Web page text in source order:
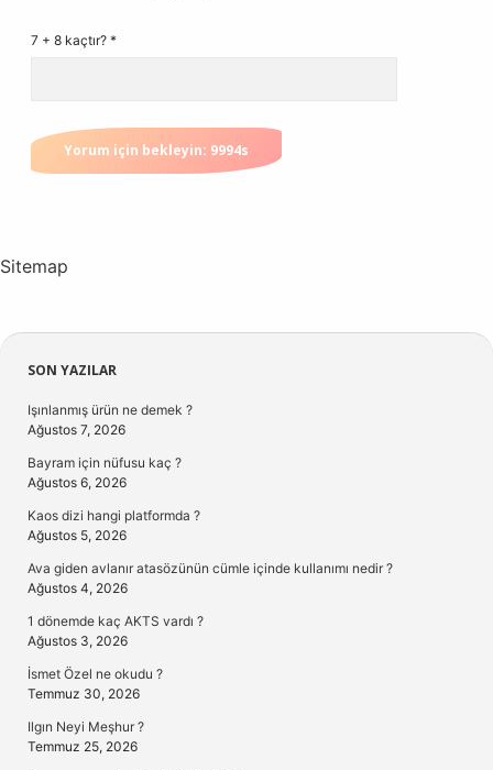
7 + 8 kaçtır? *
Sitemap
Sidebar
SON YAZILAR
Işınlanmış ürün ne demek ?
Ağustos 7, 2026
Bayram için nüfusu kaç ?
Ağustos 6, 2026
Kaos dizi hangi platformda ?
Ağustos 5, 2026
Ava giden avlanır atasözünün cümle içinde kullanımı nedir ?
Ağustos 4, 2026
1 dönemde kaç AKTS vardı ?
Ağustos 3, 2026
İsmet Özel ne okudu ?
Temmuz 30, 2026
Ilgın Neyi Meşhur ?
Temmuz 25, 2026